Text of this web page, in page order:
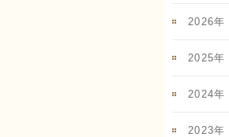
2026年
2025年
2024年
2023年